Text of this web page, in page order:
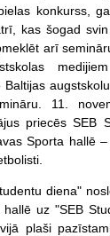
konkurss,
kas šogad
arī
11.
priecēs SEB
Sporta hallē
diena"
uz "SEB
plaši